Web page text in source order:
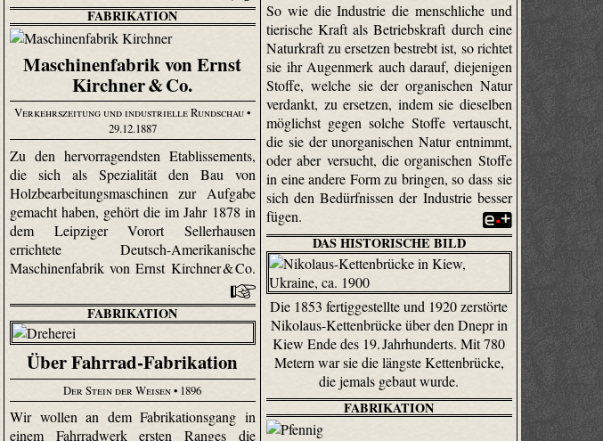
So wie die Industrie die menschliche und
tierische Kraft als Betriebskraft durch eine
Naturkraft zu ersetzen bestrebt ist, so richtet
sie ihr Augenmerk auch darauf, diejenigen
Stoffe, welche sie der organischen Natur
verdankt, zu ersetzen, indem sie dieselben
möglichst gegen solche Stoffe vertauscht,
die sie der unorganischen Natur entnimmt,
oder aber versucht, die organischen Stoffe
in eine andere Form zu bringen, so dass sie
sich den Bedürfnissen der Industrie besser
fügen.
FABRIKATION
Maschinenfabrik von Ernst
Kirchner & Co.
Verkehrszeitung und industrielle Rundschau•
29.12.1887
Zu den hervorragendsten Etablissements,
die sich als Spezialität den Bau von
Holzbearbeitungsmaschinen zur Aufgabe
gemacht haben, gehört die im Jahr 1878 in
dem Leipziger Vorort Seller­hausen
errichtete Deutsch-Amerikanische
Maschinenfabrik von Ernst Kirchner & Co.
DAS HISTORISCHE BILD
Die 1853 fertiggestellte und 1920 zerstörte
Nikolaus-Kettenbrücke über den Dnepr in
Kiew Ende des 19. Jahrhunderts. Mit 780
Metern war sie die längste Kettenbrücke,
die jemals gebaut wurde.
FABRIKATION
FABRIKATION
Über Fahrrad-Fabrikation
Der Stein der Weisen• 1896
Wir wollen an dem Fabrikationsgang in
einem Fahrradwerk ersten Ranges die